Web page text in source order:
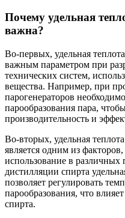
Почему удельная
важна?
Во-первых, удельная
важным параметром при
технических систем,
вещества. Например, при
парогенераторов
парообразования пара,
производительность и
Во-вторых, удельная
является одним из
использование в
дистилляции спирта
позволяет регулировать
парообразования, что
спирта.